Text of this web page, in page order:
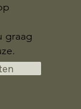
graag